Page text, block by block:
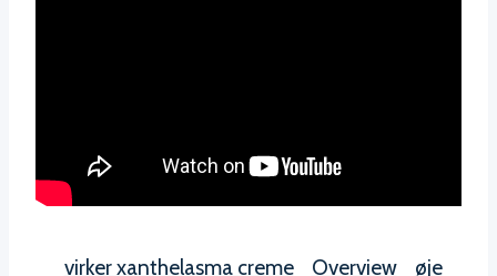
virker xanthelasma creme Overview
øje